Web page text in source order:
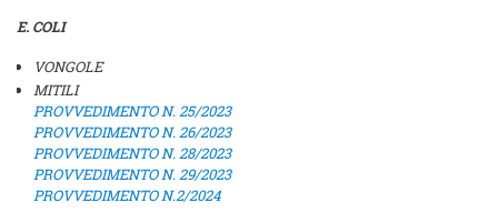
E. COLI
VONGOLE
MITILI
PROVVEDIMENTO N. 25/2023
PROVVEDIMENTO N. 26/2023
PROVVEDIMENTO N. 28/2023
PROVVEDIMENTO N. 29/2023
PROVVEDIMENTO N.2/2024